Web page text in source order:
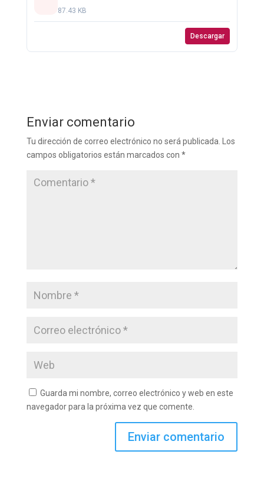
87.43 KB
Descargar
Enviar comentario
Tu dirección de correo electrónico no será publicada.
Los
campos obligatorios están marcados con *
Guarda mi nombre, correo electrónico y web en este
navegador para la próxima vez que comente.